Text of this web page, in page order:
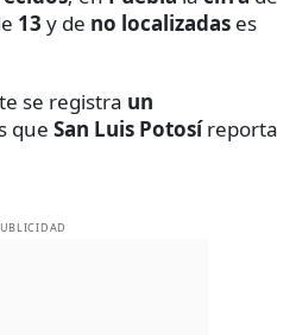
13 y de no localizadas es
se registra un
que San Luis Potosíreporta